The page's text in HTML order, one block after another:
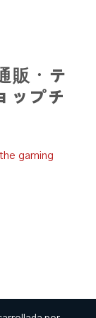
販・テ
ップチ
gaming